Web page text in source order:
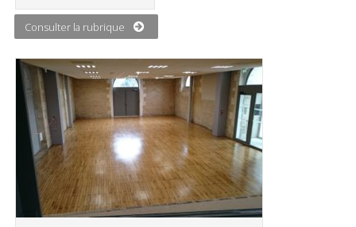
Consulter la rubrique